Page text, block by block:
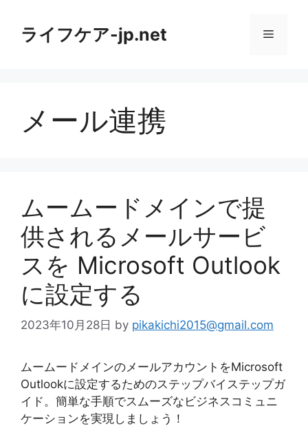
ライフケア-jp.net メ
メール連携
ムームードメインで提
供されるメールサービ
スを Microsoft Outlook
に設定する
2023年10月28日 by pikakichi2015@gmail.com
ムームードメインのメールアカウントをMicrosoft
Outlookに設定するためのステップバイステップガ
イド。簡単な手順でスムーズなビジネスコミュニ
ケーションを実現しましょう！